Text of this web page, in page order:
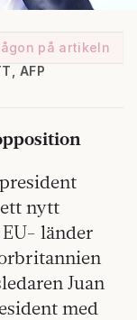
på artikeln
AFP
nytt
länder
Juan
med